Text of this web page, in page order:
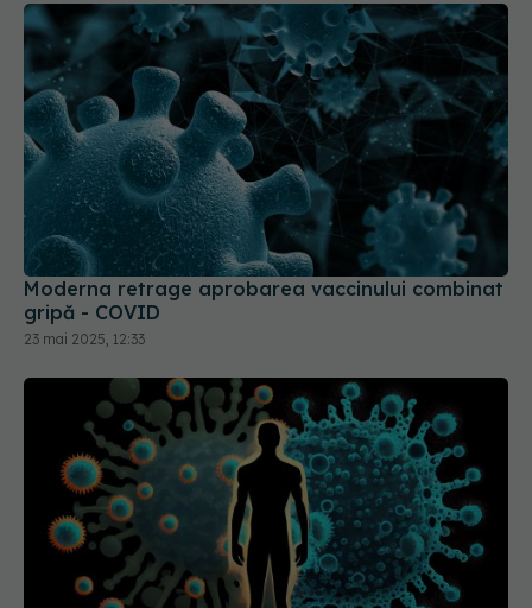
Moderna retrage aprobarea vaccinului combinat
gripă - COVID
23 mai 2025, 12:33